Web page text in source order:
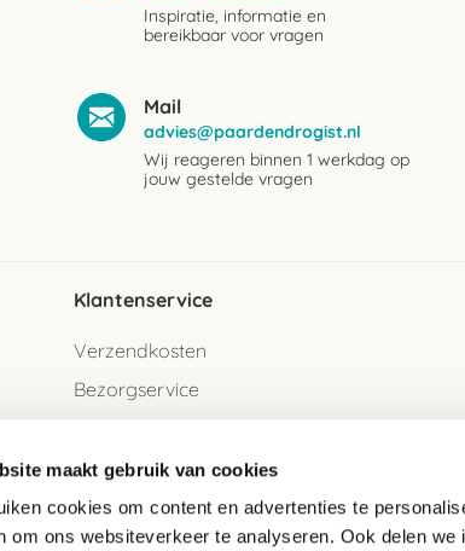
maakt gebruik van cookies
cookies om content en advertenties te
om ons websiteverkeer te analyseren. Ook delen
Inspiratie, informatie en
bereikbaar voor vragen
Mail
advies@paardendrogist.nl
Wij reageren binnen 1 werkdag op
jouw gestelde vragen
Klantenservice
Verzendkosten
Bezorgservice
Retour
Retour sturen als gast
Garantie